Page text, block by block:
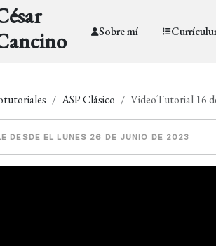
Sobre mí
ASP Clásico VideoTutorial 16
DESDE EL LUNES 26 DE JUNIO DE 2023